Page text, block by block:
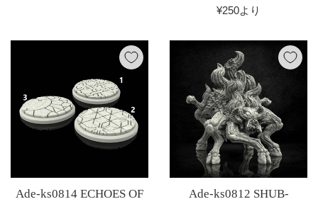
¥250より
Ade-ks0814 ECHOES OF
Ade-ks0812 SHUB-